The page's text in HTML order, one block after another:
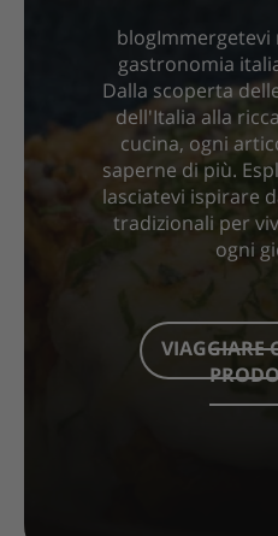
blogImmergetevi
gastronomia
Dalla scoperta
dell'Italia alla
cucina, ogni
saperne di più.
lasciatevi ispirare
tradizionali per
ogni
VIAGGIARE